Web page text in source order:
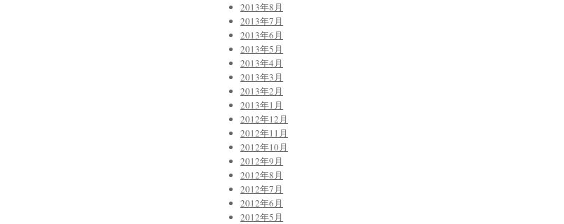
2013年8月
2013年7月
2013年6月
2013年5月
2013年4月
2013年3月
2013年2月
2013年1月
2012年12月
2012年11月
2012年10月
2012年9月
2012年8月
2012年7月
2012年6月
2012年5月